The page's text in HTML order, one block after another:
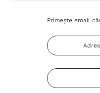
Primește email